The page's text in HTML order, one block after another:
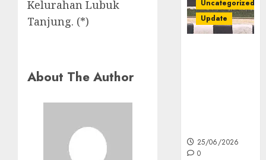
Kelurahan Lubuk
Tanjung. (*)
About The Author
Uncategorized
Update
25/06/2026
0